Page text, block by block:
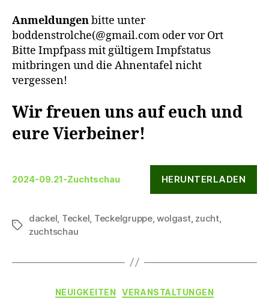
Anmeldungenbitte unter
boddenstrolche(@gmail.com oder vor Ort
Bitte Impfpass mit gültigem Impfstatus
mitbringen und die Ahnentafel nicht
vergessen!
Wir freuen uns auf euch und
eure Vierbeiner!
2024-09.21-Zuchtschau HERUNTERLADEN
Schlagwörter
dackel Teckel Teckelgruppe,wolgast, zucht,
zuchtschau
Kategorien
NEUIGKEITEN VERANSTALTUNGEN